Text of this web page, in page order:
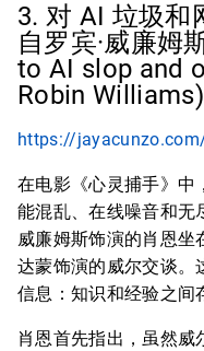
3. 对 AI 垃圾和
自罗宾·威廉姆
to AI slop and
Robin Williams)
https://
在电影《心灵捕手》中
能混乱、在线噪音和无
威廉姆斯饰演的肖恩坐
达蒙饰演的威尔交谈。
信息：知识和经验之间
肖恩首先指出，虽然威